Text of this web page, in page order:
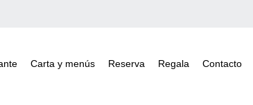
Carta y menús Reserva Regala Contacto